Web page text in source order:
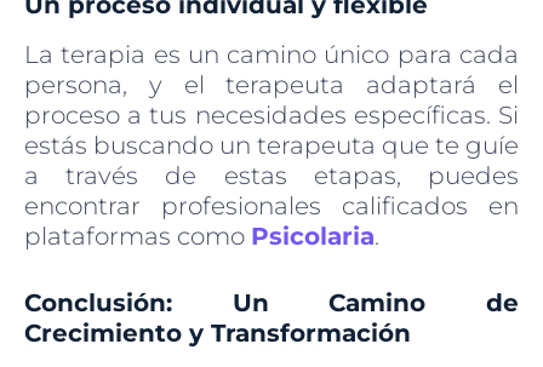
La terapia es un camino único para cada
persona, y el terapeuta adaptará el
proceso a tus necesidades específicas. Si
estás buscando un terapeuta que te guíe
a través de estas etapas, puedes
encontrar profesionales calificados en
plataformas como Psicolaria.
Conclusión: Un Camino de
Crecimiento y Transformación